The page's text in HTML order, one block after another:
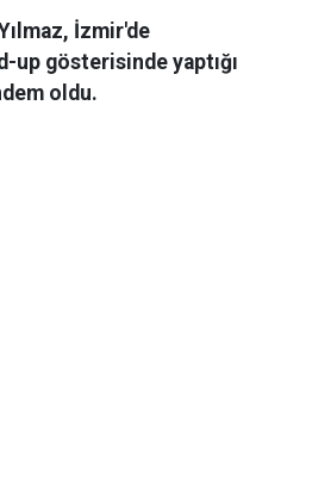
İzmir'de
gösterisinde yaptığı
oldu.